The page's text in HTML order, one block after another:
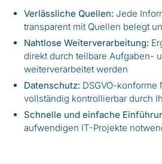
Verlässliche Quellen: Jede
transparent mit Quellen belegt
Nahtlose Weiterverarbeitung:
direkt durch teilbare Aufgaben-
weiterverarbeitet werden
Datenschutz: DSGVO-konforme
vollständig kontrollierbar durch
Schnelle und einfache
aufwendigen IT-Projekte